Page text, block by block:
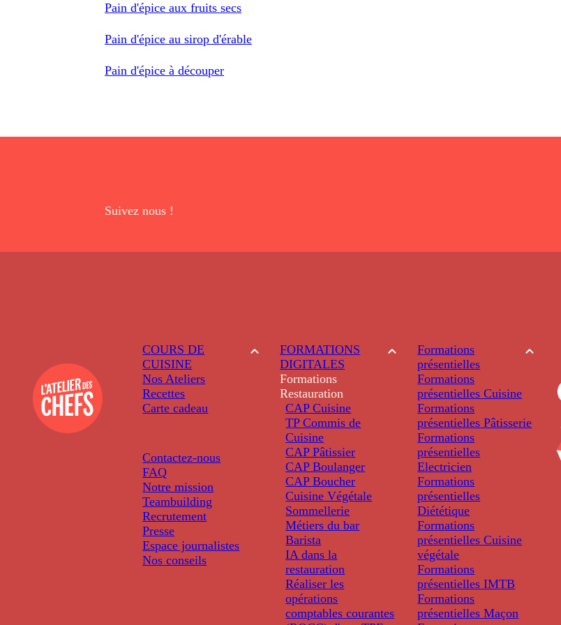
Pain d'épice aux fruits secs
Pain d'épice au sirop d'érable
Pain d'épice à découper
Suivez nous !
COURS DE
CUISINE
Nos Ateliers
Recettes
Carte cadeau
Contactez-nous
FAQ
Notre mission
Teambuilding
Recrutement
Presse
Espace journalistes
Nos conseils
FORMATIONS
DIGITALES
Formations
Restauration
CAP Cuisine
TP Commis de
Cuisine
CAP Pâtissier
CAP Boulanger
CAP Boucher
Cuisine Végétale
Sommellerie
Métiers du bar
Barista
IA dans la
restauration
Réaliser les
opérations
comptables courantes
Formations
présentielles
Formations
présentielles Cuisine
Formations
présentielles Pâtisserie
Formations
présentielles
Electricien
Formations
présentielles
Diététique
Formations
présentielles Cuisine
végétale
Formations
présentielles IMTB
Formations
présentielles Maçon